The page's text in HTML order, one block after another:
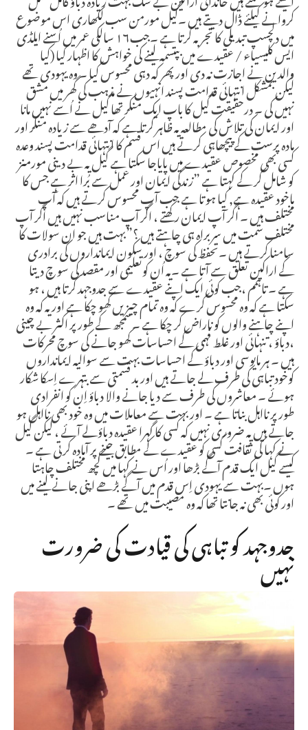
کروانے کیلئے ڈال دیتے ہیں ۔گیل مورمن سب لکھاری اس موضوع
میں دلچسپ تبدیلی کا تجربہ کرتا ہے ۔جب۱۶ سالکی عمر میں اُسنے ایلڈی
ایس کلیسیاء / عقیدے میں بپتسمہ لینے کی خواہش کا اظہار کیا (کیا
والدین نے اجازت نہ دی اور پھر کہ دہی محسوس کیا ۔ وہ یہودی تھے
لیکن بمشکل انتہائی قدامت پسند انہیوں نے مذہب کی گھر میں مشق
نہیں کی ۔ درحقیقت گیل کا باپ ایک منکر تھا گیل نے اُسے نہیں مانا
اور ایمان کی تلاش کی مطالعہ یہ ظاہر کرتا ہے کہ آدھے سے زیادہ منکر اور
مادہ پرست کے پیچھاہی کرتے ہیں اس قسم کا انتہائی قدامت پسند وعدہ
کسی بھی مخصوص عقیدے میں پایاجا سکتا ہے گیل یہ بے دینی مورمنز
کو شامل کر کے کہتا ہے ”زندگی ایمان اور عمل سے بُرا اثر ہے جس کا
ماخود عقیدہ ہے, کیا ہو تا ہے جب آپ محسوس کرتے ہیں کہ آپ
مختلف ہیں ۔ اگر آپ ایمان رکھتے ، اگر آپ مناسب نہیں ہیں اگر آپ
مختلف سمت میں سربراہ ہی چاہتے ہیں ؟”بہت ہیں جو ان سولات کا
سامنا کرتے ہیں ۔تحفظ کی سوچ ، اور سکون ایمانداروں کی برادری
کے اراکین تعلق سے آتا ہے ۔یہ اُن کوتعلیمی اور مقصد کی سو چ دیتا
ہے ۔ تاہمم ،جب کوئی ایک اپنے عقیدے سے جدوجہد کرتا ہیں ، ہو
سکتا ہے کہ وہ محسوس کرے کہ وہ تمام چیزیں کھو چکا ہے اور یہ کہ وہ
اپنے چاہنے والوں کو ناراض کر چکا ہے ۔سمجھ کے طور پر اکثر بے چینی
،دباؤ ، تنہائی اور غلط فہمی کے احساسات کھو جانے کی سوچ محرکات
ہیں ۔ ہر مایوسی اور دباؤ کے احساسات بہت سے سوالیہ ایمانداروں
کوخود تباہی کی طرف لے جاتے ہیں اور بد قسمتی سے بتہرے اِسکا شکار
ہوئے ۔ معاشروں کی طرف سے دیا جانے والا دباؤ اِن کو انفرادی
طور پر نااہل بناتا ہے ۔ اور بہت سے معاملات میں وہ خود بھی نااہل ہو
جاتے ہیں یہ ضروری نہیں کہ کسی کا گہرا عقیدہ دباؤلے آئے ، لیکن گیل
نے کہا کی ثقافت کسی کو عقیدے کے مطابق جینے پر آمادہ کرتی ہے ۔
کیسے گیل ایک قدم آگے بڑھا اور اُس نے کہا میں کچھ مختلف چاہتا
ہوں ۔بہت سے یہودی اِس قدم میں آگے بڑھے اپنی جانے لینے میں
اور کوئی بھی نہ جانتا تھا کہ وہ مصیبت میں تھے ۔
جدوجہد کو تباہی کی قیادت کی ضرورت
نہیں